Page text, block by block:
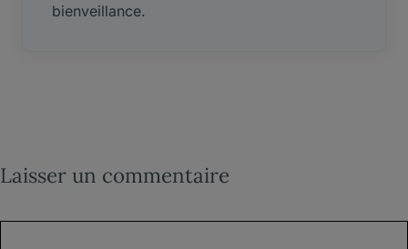
bienveillance.
Laisser un commentaire